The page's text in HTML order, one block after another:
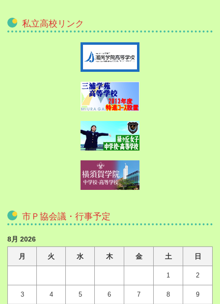
私立高校リンク
市Ｐ協会議・行事予定
8月 2026
月 火 水 木 金 土 日
1 2
3 4 5 6 7 8 9